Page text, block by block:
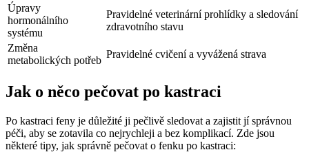
Úpravy
hormonálního
systému
Pravidelné veterinární prohlídky a sledování
zdravotního stavu
Změna
metabolických potřeb
Pravidelné cvičení a vyvážená strava
Jak o něco pečovat po kastraci
Po kastraci feny je důležité ji pečlivě sledovat a zajistit jí správnou
péči, aby se zotavila co nejrychleji a bez komplikací. Zde jsou
některé tipy, jak správně pečovat o fenku po kastraci: